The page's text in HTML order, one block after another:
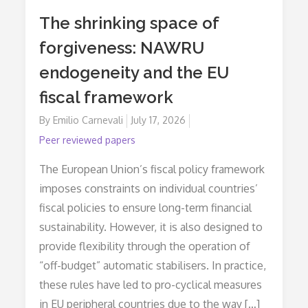
The shrinking space of
forgiveness: NAWRU
endogeneity and the EU
fiscal framework
By Emilio Carnevali
Posted
on
July 17, 2026
Peer reviewed papers
The European Union’s fiscal policy framework
imposes constraints on individual countries’
fiscal policies to ensure long-term financial
sustainability. However, it is also designed to
provide flexibility through the operation of
“off-budget” automatic stabilisers. In practice,
these rules have led to pro-cyclical measures
in EU peripheral countries due to the way […]